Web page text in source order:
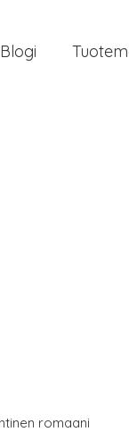
Blogi
romaani